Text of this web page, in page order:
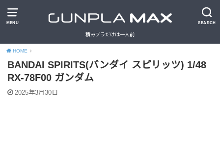
MENU SEARCH
積みプラだけは一人前
HOME
BANDAI SPIRITS(バンダイ スピリッツ) 1/48
RX-78F00 ガンダム
2025年3月30日